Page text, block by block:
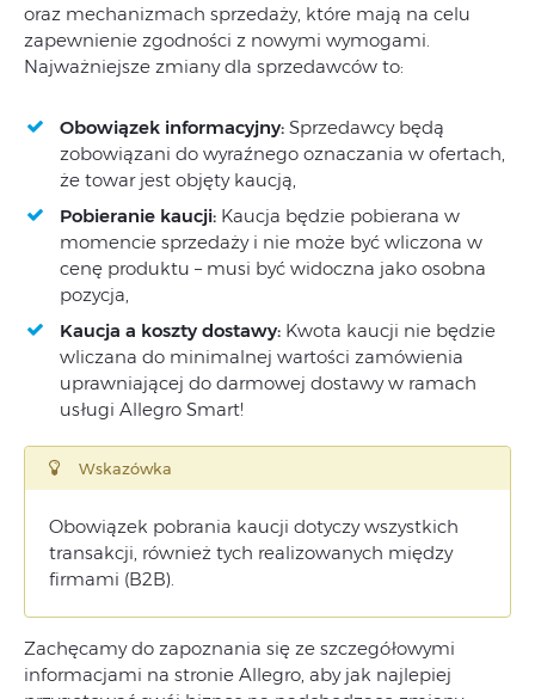
oraz mechanizmach sprzedaży, które mają na celu
zapewnienie zgodności z nowymi wymogami.
Najważniejsze zmiany dla sprzedawców to:
Obowiązek informacyjny: Sprzedawcy będą
zobowiązani do wyraźnego oznaczania w ofertach,
że towar jest objęty kaucją,
Pobieranie kaucji: Kaucja będzie pobierana w
momencie sprzedaży i nie może być wliczona w
cenę produktu – musi być widoczna jako osobna
pozycja,
Kaucja a koszty dostawy: Kwota kaucji nie będzie
wliczana do minimalnej wartości zamówienia
uprawniającej do darmowej dostawy w ramach
usługi Allegro Smart!
Wskazówka
Obowiązek pobrania kaucji dotyczy wszystkich
transakcji, również tych realizowanych między
firmami (B2B).
Zachęcamy do zapoznania się ze szczegółowymi
informacjami na stronie Allegro, aby jak najlepiej